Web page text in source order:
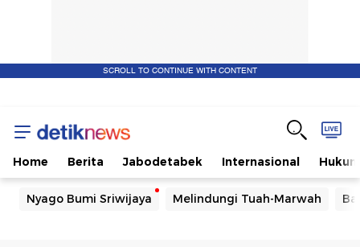
SCROLL TO CONTINUE WITH CONTENT
Home Berita Jabodetabek Internasional Hukum
Nyago Bumi Sriwijaya Melindungi Tuah-Marwah